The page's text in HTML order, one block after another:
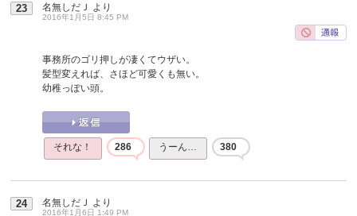
23 名無しだＪ より
2016年1月5日 8:45 PM
事務所のゴリ押しが凄くてウザい。
髪型変えれば、さほど可愛くも無い。
幼稚っぽい頭。
それな！ 286 うーん… 380
24 名無しだＪ より
2016年1月6日 1:49 PM